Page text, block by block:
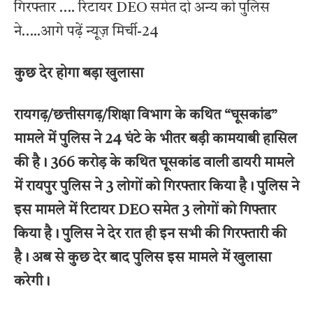
गिरफ्तार …. रिटायर DEO समेत दो अन्य को पुलिस
ने…..आगे पढ़ें न्यूज़ मिर्ची-24
कुछ देर होगा बड़ा खुलासा
रायगढ़/छत्तीसगढ़/शिक्षा विभाग के कथित “घूसकांड”
मामले में पुलिस ने 24 घंटे के भीतर बड़ी कामयाबी हासिल
की है। 366 करोड़ के कथित घूसकांड वाली डायरी मामले
में रायपुर पुलिस ने 3 लोगों को गिरफ्तार किया है। पुलिस ने
इस मामले में रिटायर DEO समेत 3 लोगों को गिफ्तार
किया है। पुलिस ने देर रात ही इन सभी की गिरफ्तारी की
है। अब से कुछ देर बाद पुलिस इस मामले में खुलासा
करेगी।